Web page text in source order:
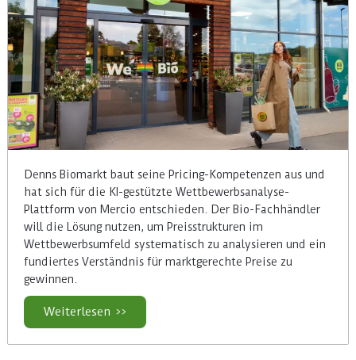
Denns Biomarkt baut seine Pricing-Kompetenzen aus und
hat sich für die KI-gestützte Wettbewerbsanalyse-
Plattform von Mercio entschieden. Der Bio-Fachhändler
will die Lösung nutzen, um Preisstrukturen im
Wettbewerbsumfeld systematisch zu analysieren und ein
fundiertes Verständnis für marktgerechte Preise zu
gewinnen.
Weiterlesen >>